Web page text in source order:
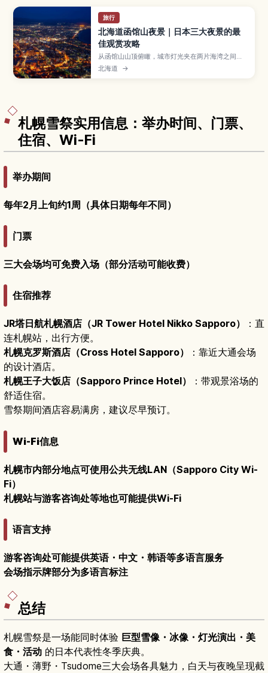
旅行
北海道函馆山夜景｜日本三大夜景的最
佳观赏攻略
从函馆山山顶俯瞰，城市灯光夹在两片海湾之间，
构成日本三大夜景之一的经典画面。本文介绍如何
搭乘缆车、巴士或自驾前往山顶展望台，日落与“魔
北海道 →
札幌雪祭实用信息：举办时间、门票、
住宿、Wi-Fi
举办期间
每年2月上旬约1周（具体日期每年不同）
门票
三大会场均可免费入场（部分活动可能收费）
住宿推荐
JR塔日航札幌酒店（JR Tower Hotel Nikko Sapporo）
：直
连札幌站，出行方便。
札幌克罗斯酒店（Cross Hotel Sapporo）
：靠近大通会场
的设计酒店。
札幌王子大饭店（Sapporo Prince Hotel）
：带观景浴场的
舒适住宿。
雪祭期间酒店容易满房，建议尽早预订。
Wi-Fi信息
札幌市内部分地点可使用公共无线LAN（Sapporo City Wi-
Fi）
札幌站与游客咨询处等地也可能提供Wi-Fi
语言支持
游客咨询处可能提供英语・中文・韩语等多语言服务
会场指示牌部分为多语言标注
总结
札幌雪祭是一场能同时体验 巨型雪像・冰像・灯光演出・美
食・活动 的日本代表性冬季庆典。
大通・薄野・Tsudome三大会场各具魅力，白天与夜晚呈现截